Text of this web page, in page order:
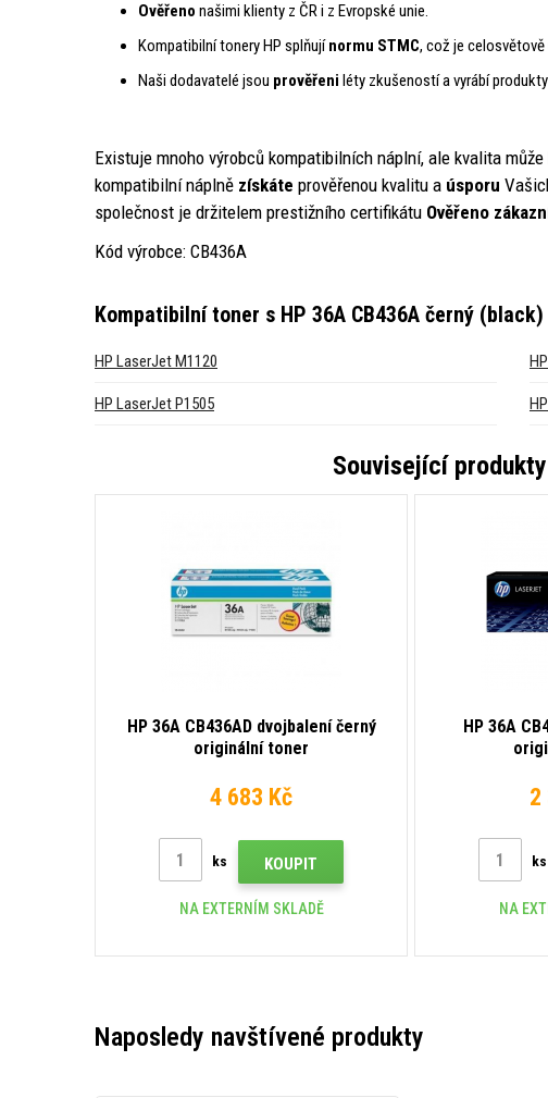
Ověřeno našimi klienty z ČR i z Evropské unie.
Kompatibilní tonery HP splňujínormu STMC, což je
Naši dodavatelé jsou prověřeni léty zkušeností a vyrábí
Existuje mnoho výrobců kompatibilních náplní, ale kvalita
kompatibilní náplně získáte prověřenou kvalitu a úsporu
společnost je držitelem prestižního certifikátu Ověřeno
Kód výrobce: CB436A
Kompatibilní toner s HP 36A CB436A černý (black)
HP LaserJet M1120
HP LaserJet P1505
Související
HP 36A CB436AD dvojbalení černý
originální toner
4 683 Kč
ks KOUPIT
NA EXTERNÍM SKLADĚ
HP 36A
2
ks
NA
Naposledy navštívené produkty